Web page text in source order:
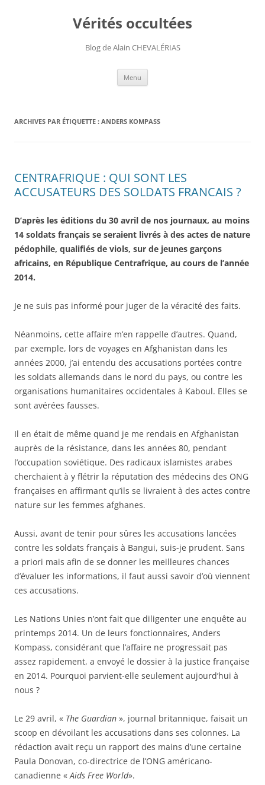
Vérités occultées
Blog de Alain CHEVALÉRIAS
Menu
ARCHIVES PAR ÉTIQUETTE : ANDERS KOMPASS
CENTRAFRIQUE : QUI SONT LES
ACCUSATEURS DES SOLDATS FRANCAIS ?
D’après les éditions du 30 avril de nos journaux, au moins
14 soldats français se seraient livrés à des actes de nature
pédophile, qualifiés de viols, sur de jeunes garçons
africains, en République Centrafrique, au cours de l’année
2014.
Je ne suis pas informé pour juger de la véracité des faits.
Néanmoins, cette affaire m’en rappelle d’autres. Quand,
par exemple, lors de voyages en Afghanistan dans les
années 2000, j’ai entendu des accusations portées contre
les soldats allemands dans le nord du pays, ou contre les
organisations humanitaires occidentales à Kaboul. Elles se
sont avérées fausses.
Il en était de même quand je me rendais en Afghanistan
auprès de la résistance, dans les années 80, pendant
l’occupation soviétique. Des radicaux islamistes arabes
cherchaient à y flétrir la réputation des médecins des ONG
françaises en affirmant qu’ils se livraient à des actes contre
nature sur les femmes afghanes.
Aussi, avant de tenir pour sûres les accusations lancées
contre les soldats français à Bangui, suis-je prudent. Sans
a priori mais afin de se donner les meilleures chances
d’évaluer les informations, il faut aussi savoir d’où viennent
ces accusations.
Les Nations Unies n’ont fait que diligenter une enquête au
printemps 2014. Un de leurs fonctionnaires, Anders
Kompass, considérant que l’affaire ne progressait pas
assez rapidement, a envoyé le dossier à la justice française
en 2014. Pourquoi parvient-elle seulement aujourd’hui à
nous ?
Le 29 avril, « The Guardian », journal britannique, faisait un
scoop en dévoilant les accusations dans ses colonnes. La
rédaction avait reçu un rapport des mains d’une certaine
Paula Donovan, co-directrice de l’ONG américano-
canadienne «Aids Free World».